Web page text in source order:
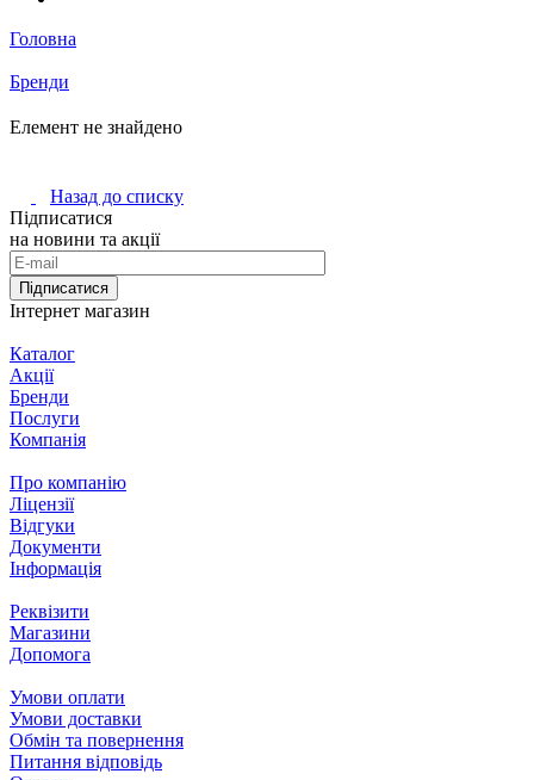
Головна
Бренди
Елемент не знайдено
Назад до списку
Підписатися
на новини та акції
Підписатися
Інтернет магазин
Каталог
Акції
Бренди
Послуги
Компанія
Про компанію
Ліцензії
Відгуки
Документи
Інформація
Реквізити
Магазини
Допомога
Умови оплати
Умови доставки
Обмін та повернення
Питання відповідь